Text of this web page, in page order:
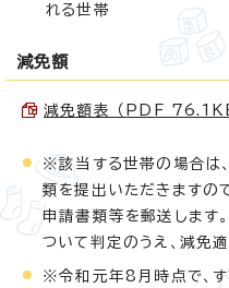
れる世帯
減免額
減免額表 （PDF 76.1KB
※該当する世帯の場合は
類を提出いただきますの
申請書類等を郵送します
ついて判定のうえ、減免適
※令和元年8月時点で、